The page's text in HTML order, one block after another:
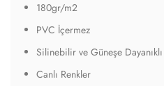
180gr/m2
PVC İçermez
Silinebilir ve Güneşe Dayanıklı
Canlı Renkler